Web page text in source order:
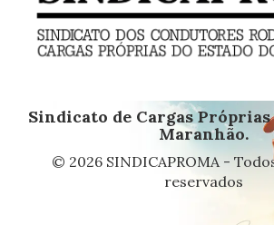
Sindicato de Cargas Próprias
Maranhão.
© 2026 SINDICAPROMA -
reservados